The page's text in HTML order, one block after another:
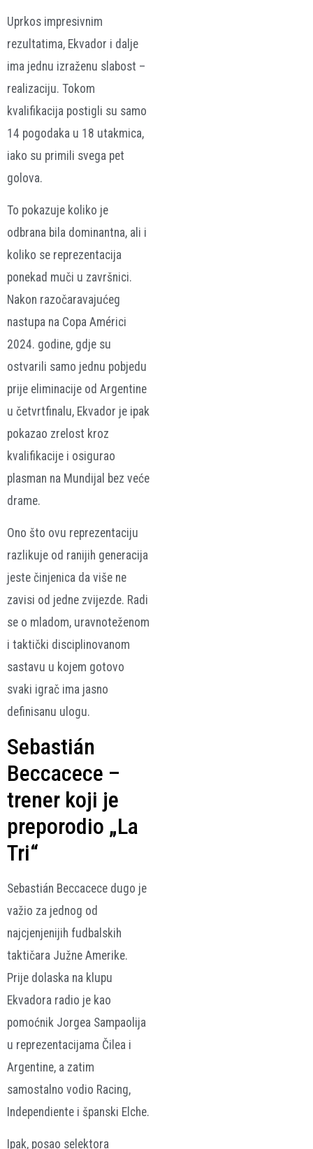
Uprkos impresivnim
rezultatima, Ekvador i dalje
ima jednu izraženu slabost –
realizaciju. Tokom
kvalifikacija postigli su samo
14 pogodaka u 18 utakmica,
iako su primili svega pet
golova.
To pokazuje koliko je
odbrana bila dominantna, ali i
koliko se reprezentacija
ponekad muči u završnici.
Nakon razočaravajućeg
nastupa na Copa Américi
2024. godine, gdje su
ostvarili samo jednu pobjedu
prije eliminacije od Argentine
u četvrtfinalu, Ekvador je ipak
pokazao zrelost kroz
kvalifikacije i osigurao
plasman na Mundijal bez veće
drame.
Ono što ovu reprezentaciju
razlikuje od ranijih generacija
jeste činjenica da više ne
zavisi od jedne zvijezde. Radi
se o mladom, uravnoteženom
i taktički disciplinovanom
sastavu u kojem gotovo
svaki igrač ima jasno
definisanu ulogu.
Sebastián
Beccacece –
trener koji je
preporodio „La
Tri“
Sebastián Beccacece dugo je
važio za jednog od
najcjenjenijih fudbalskih
taktičara Južne Amerike.
Prije dolaska na klupu
Ekvadora radio je kao
pomoćnik Jorgea Sampaolija
u reprezentacijama Čilea i
Argentine, a zatim
samostalno vodio Racing,
Independiente i španski Elche.
Ipak, posao selektora